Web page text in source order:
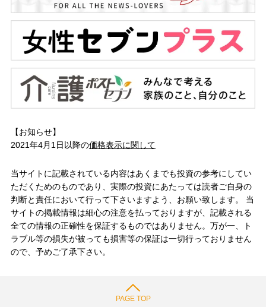
【お知らせ】
2021年4月1日以降の価格表示に関して
当サイトに記載されている内容はあくまでも投資の参考にしてい
ただくためのものであり、実際の投資にあたっては読者ご自身の
判断と責任において行って下さいますよう、お願い致します。 当
サイトの掲載情報は細心の注意を払っておりますが、記載される
全ての情報の正確性を保証するものではありません。万が一、ト
ラブル等の損失が被っても損害等の保証は一切行っておりません
ので、予めご了承下さい。
PAGE TOP